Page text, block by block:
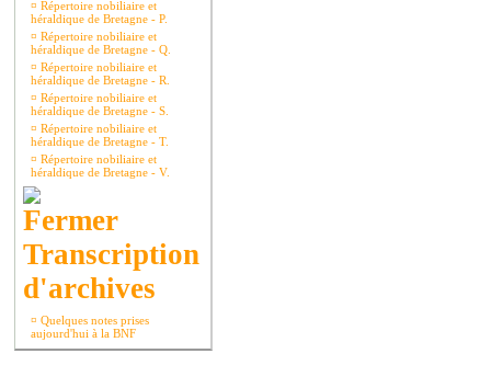
¤ Répertoire nobiliaire et
héraldique de Bretagne - P.
¤ Répertoire nobiliaire et
héraldique de Bretagne - Q.
¤ Répertoire nobiliaire et
héraldique de Bretagne - R.
¤ Répertoire nobiliaire et
héraldique de Bretagne - S.
¤ Répertoire nobiliaire et
héraldique de Bretagne - T.
¤ Répertoire nobiliaire et
héraldique de Bretagne - V.
Transcription
d'archives
¤ Quelques notes prises
aujourd'hui à la BNF